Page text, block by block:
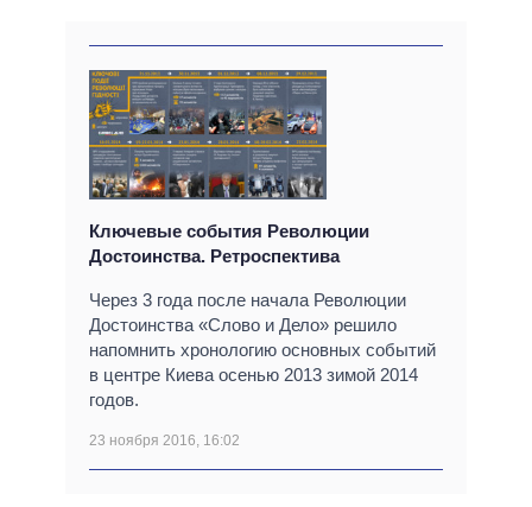
Ключевые события Революции
Достоинства. Ретроспектива
Через 3 года после начала Революции
Достоинства «Слово и Дело» решило
напомнить хронологию основных событий
в центре Киева осенью 2013 зимой 2014
годов.
23 ноября 2016, 16:02